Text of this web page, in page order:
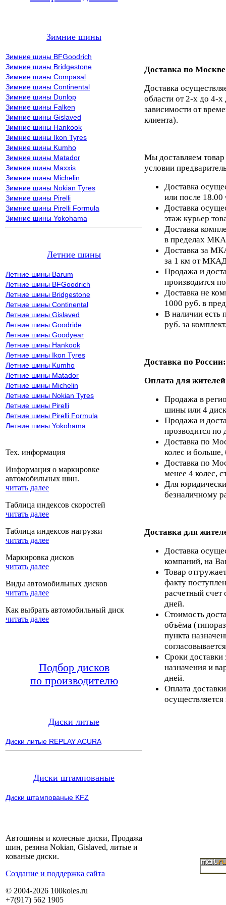
Зимние шины
Зимние шины BFGoodrich
Зимние шины Bridgestone
Зимние шины Compasal
Зимние шины Continental
Зимние шины Dunlop
Зимние шины Falken
Зимние шины Gislaved
Зимние шины Hankook
Зимние шины Ikon Tyres
Зимние шины Kumho
Зимние шины Matador
Зимние шины Maxxis
Зимние шины Michelin
Зимние шины Nokian Tyres
Зимние шины Pirelli
Зимние шины Pirelli Formula
Зимние шины Yokohama
Летние шины
Летние шины Barum
Летние шины BFGoodrich
Летние шины Bridgestone
Летние шины Continental
Летние шины Gislaved
Летние шины Goodride
Летние шины Goodyear
Летние шины Hankook
Летние шины Ikon Tyres
Летние шины Kumho
Летние шины Matador
Летние шины Michelin
Летние шины Nokian Tyres
Летние шины Pirelli
Летние шины Pirelli Formula
Летние шины Yokohama
Тех. информация
Информация о маркировке
автомобильных шин.
читать далее
Таблица индексов скоростей
читать далее
Таблица индексов нагрузки
читать далее
Маркировка дисков
читать далее
Виды автомобильных дисков
читать далее
Как выбрать автомобильный диск
читать далее
Подбор дисков
по производителю
Диски литые
Диски литые REPLAY ACURA
Диски штампованые
Диски штампованые KFZ
Доставка по
Доставка
области от 2-х до 4-х
зависимости от
клиента).
Мы доставляем
условии
Доставка
или после 18.00
Доставка
этаж курьер
Доставка
в пределах
Доставка за
за 1 км от
Продажа и
производится
Доставка не
1000 руб. в
В наличии есть
руб. за
Доставка по России:
Оплата для
Продажа в
шины или 4
Продажа и
прозводится по
Доставка по
колес и больше,
Доставка по
менее 4 колес,
Для
безналичному
Доставка для
Доставка
компаний, на
Товар
факту
расчетный счет
дней.
Стоимость
объёма
пункта
Сроки доставки
назначения и
дней.
Оплата
Автошины и колесные диски, Продажа
шин, резина Nokian, Gislaved, литые и
кованые диски.
Cоздание и поддержка сайта
© 2004-2026 100koles.ru
+7(917) 562 1905